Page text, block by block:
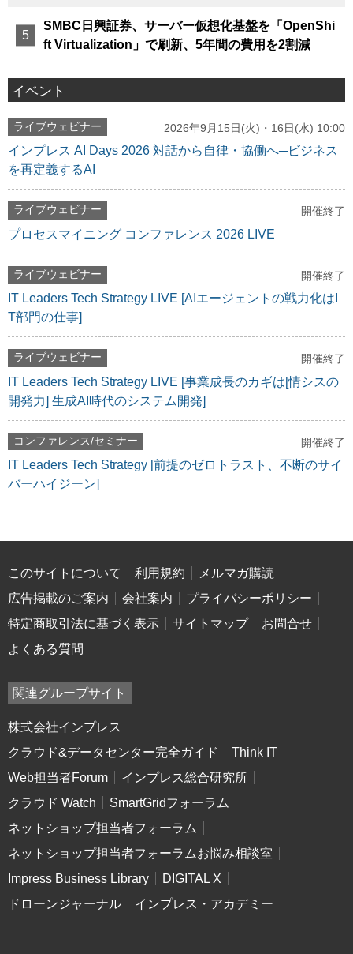
SMBC日興証券、サーバー仮想化基盤を「OpenShi
ft Virtualization」で刷新、5年間の費用を2割減
イベント
ライブウェビナー 2026年9月15日(火)・16日(水) 10:00
インプレス AI Days 2026 対話から自律・協働へ─ビジネス
を再定義するAI
ライブウェビナー 開催終了
プロセスマイニング コンファレンス 2026 LIVE
ライブウェビナー 開催終了
IT Leaders Tech Strategy LIVE [AIエージェントの戦力化はI
T部門の仕事]
ライブウェビナー 開催終了
IT Leaders Tech Strategy LIVE [事業成長のカギは[情シスの
開発力] 生成AI時代のシステム開発]
コンファレンス/セミナー 開催終了
IT Leaders Tech Strategy [前提のゼロトラスト、不断のサイ
バーハイジーン]
このサイトについて 利用規約
メルマガ購読
広告掲載のご案内
会社案内
プライバシーポリシー
特定商取引法に基づく表示
サイトマップ
お問合せ
よくある質問
関連グループサイト
株式会社インプレス
クラウド&データセンター完全ガイド
Think IT
Web担当者Forum
インプレス総合研究所
クラウド Watch
SmartGridフォーラム
ネットショップ担当者フォーラム
ネットショップ担当者フォーラムお悩み相談室
Impress Business Library
DIGITAL X
ドローンジャーナル
インプレス・アカデミー